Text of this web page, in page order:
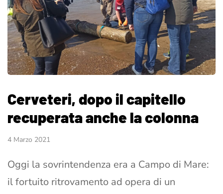
Cerveteri, dopo il capitello
recuperata anche la colonna
4 Marzo 2021
Oggi la sovrintendenza era a Campo di Mare:
il fortuito ritrovamento ad opera di un